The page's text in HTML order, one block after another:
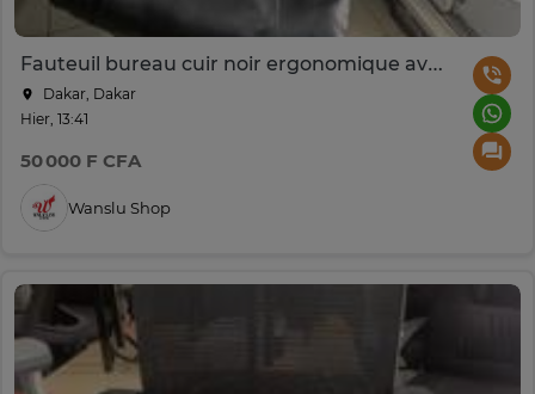
Fauteuil bureau cuir noir ergonomique avec roulettes
Dakar, Dakar
Hier, 13:41
50 000 F CFA
Wanslu Shop